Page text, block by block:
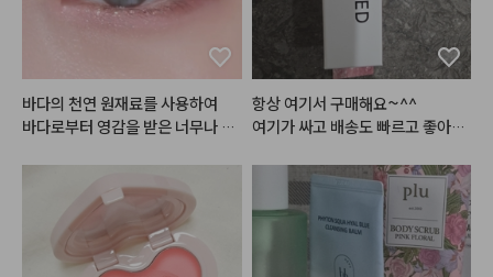
바다의 천연 원재료를 사용하여
바다로부터 영감을 받은 너무나 로
해양심층수를 담아 촉촉한 쿠션과
봄웜-여쿨분들이라면 너무너무 좋
항상 여기서 구매해요~^^
여기가 싸고 배송도 빠르고 좋아요